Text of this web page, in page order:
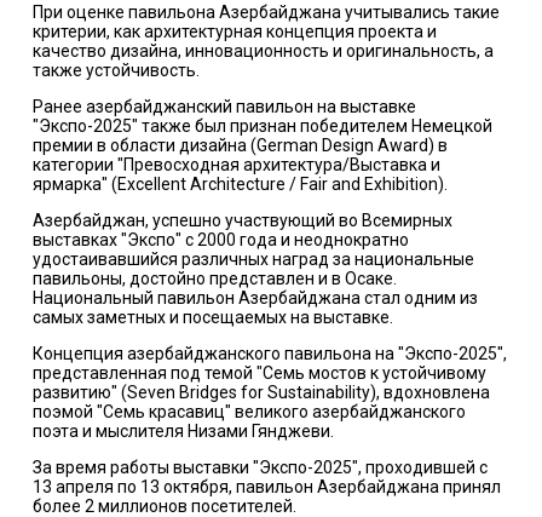
При оценке павильона Азербайджана учитывались такие
критерии, как архитектурная концепция проекта и
качество дизайна, инновационность и оригинальность, а
также устойчивость.
Ранее азербайджанский павильон на выставке
"Экспо-2025" также был признан победителем Немецкой
премии в области дизайна (German Design Award) в
категории "Превосходная архитектура/Выставка и
ярмарка" (Excellent Architecture / Fair and Exhibition).
Азербайджан, успешно участвующий во Всемирных
выставках "Экспо" с 2000 года и неоднократно
удостаивавшийся различных наград за национальные
павильоны, достойно представлен и в Осаке.
Национальный павильон Азербайджана стал одним из
самых заметных и посещаемых на выставке.
Концепция азербайджанского павильона на "Экспо-2025",
представленная под темой "Семь мостов к устойчивому
развитию" (Seven Bridges for Sustainability), вдохновлена
поэмой "Семь красавиц" великого азербайджанского
поэта и мыслителя Низами Гянджеви.
За время работы выставки "Экспо-2025", проходившей с
13 апреля по 13 октября, павильон Азербайджана принял
более 2 миллионов посетителей.